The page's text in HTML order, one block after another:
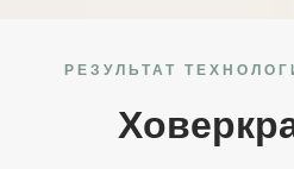
РЕЗУЛЬТАТ